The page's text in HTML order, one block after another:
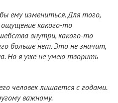
ему измениться. Для того,
какого-то
внутри, какого-то
больше нет. Это не значит,
Но я уже не умею творить
человек лишается с годами.
важному.